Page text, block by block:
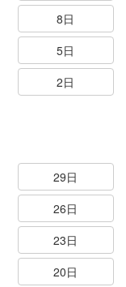
8日
5日
2日
29日
26日
23日
20日